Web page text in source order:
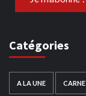
Catégories
A LA UNE